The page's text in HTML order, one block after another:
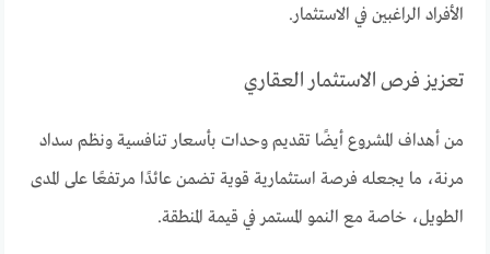
الأفراد الراغبين في الاستثمار.
تعزيز فرص الاستثمار العقاري
من أهداف المشروع أيضًا تقديم وحدات بأسعار تنافسية ونظم سداد
مرنة، ما يجعله فرصة استثمارية قوية تضمن عائدًا مرتفعًا على المدى
الطويل، خاصة مع النمو المستمر في قيمة المنطقة.